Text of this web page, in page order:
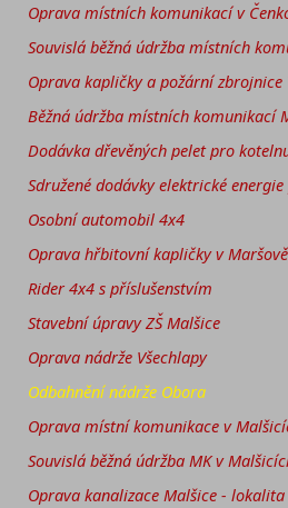
Oprava místních komunikací v
Souvislá běžná údržba místních
Oprava kapličky a požární zbrojnice
Běžná údržba místních komunikací
Dodávka dřevěných pelet pro
Sdružené dodávky elektrické
Osobní automobil 4x4
Oprava hřbitovní kapličky v Maršově
Rider 4x4 s příslušenstvím
Stavební úpravy ZŠ Malšice
Oprava nádrže Všechlapy
Odbahnění nádrže Obora
Oprava místní komunikace v
Souvislá běžná údržba MK v
Oprava kanalizace Malšice -